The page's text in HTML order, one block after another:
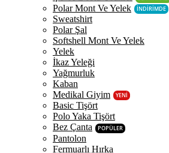
Polar Mont Ve Yelek İNDİRİMDE
Sweatshirt
Polar Şal
Softshell Mont Ve Yelek
Yelek
İkaz Yeleği
Yağmurluk
Kaban
Medikal Giyim
YENİ
Basic Tişört
Polo Yaka Tişört
Bez Çanta
POPÜLER
Pantolon
Fermuarlı Hırka